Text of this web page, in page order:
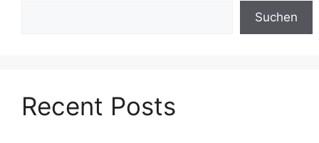
Suchen
Recent Posts